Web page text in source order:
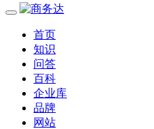
首页
知识
问答
百科
企业库
品牌
网站